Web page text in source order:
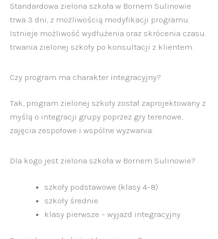
Standardowa zielona szkoła w Bornem Sulinowie
trwa 3 dni, z możliwością modyfikacji programu.
Istnieje możliwość wydłużenia oraz skrócenia czasu
trwania zielonej szkoły po konsultacji z klientem.
Czy program ma charakter integracyjny?
Tak, program zielonej szkoły został zaprojektowany z
myślą o integracji grupy poprzez gry terenowe,
zajęcia zespołowe i wspólne wyzwania.
Dla kogo jest zielona szkoła w Bornem Sulinowie?
szkoły podstawowe (klasy 4–8)
szkoły średnie
klasy pierwsze – wyjazd integracyjny